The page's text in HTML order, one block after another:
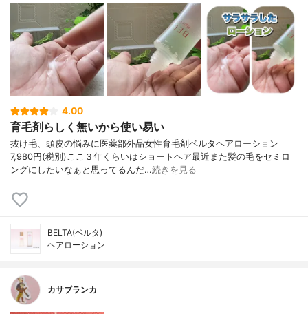
4.00
育毛剤らしく無いから使い易い
抜け毛、頭皮の悩みに医薬部外品女性育毛剤ベルタヘアローション
7,980円(税別)ここ３年くらいはショートヘア最近また髪の毛をセミロ
ングにしたいなぁと思ってるんだ…続きを見る
BELTA(ベルタ)
ヘアローション
カサブランカ